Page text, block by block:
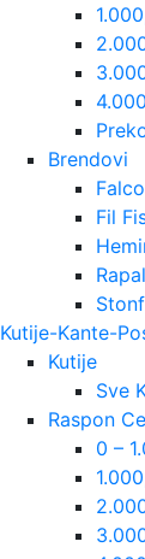
Brendovi
Fil
Kutije-Kante-
Kutije
Sve
Raspon
0 –